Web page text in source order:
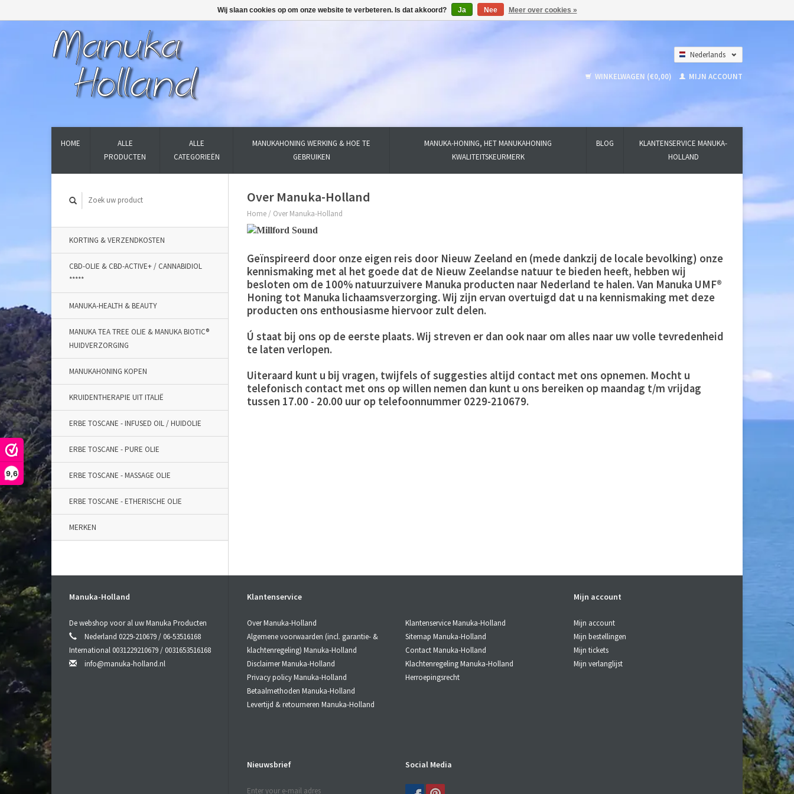
9,6
Nederlands
English
WINKELWAGEN (€0,00) MIJN ACCOUNT
HOME
ALLE
PRODUCTEN
ALLE
CATEGORIEËN
MANUKAHONING WERKING & HOE TE
GEBRUIKEN
MANUKA-HONING, HET MANUKAHONING
KWALITEITSKEURMERK
BLOG
KLANTENSERVICE MANUKA-
HOLLAND
KORTING & VERZENDKOSTEN
CBD-OLIE & CBD-ACTIVE+ / CANNABIDIOL
*****
MANUKA-HEALTH & BEAUTY
MANUKA TEA TREE OLIE & MANUKA BIOTIC®
HUIDVERZORGING
MANUKAHONING KOPEN
KRUIDENTHERAPIE UIT ITALIË
ERBE TOSCANE - INFUSED OIL / HUIDOLIE
ERBE TOSCANE - PURE OLIE
ERBE TOSCANE - MASSAGE OLIE
ERBE TOSCANE - ETHERISCHE OLIE
MERKEN
Over Manuka-Holland
Home / Over Manuka-Holland
Geïnspireerd door onze eigen reis door Nieuw Zeeland en (mede dankzij de locale bevolking) onze
kennismaking met al het goede dat de Nieuw Zeelandse natuur te bieden heeft, hebben wij
besloten om de 100% natuurzuivere Manuka producten naar Nederland te halen. Van Manuka UMF®
Honing tot Manuka lichaamsverzorging. Wij zijn ervan overtuigd dat u na kennismaking met deze
producten ons enthousiasme hiervoor zult delen.
Ú staat bij ons op de eerste plaats. Wij streven er dan ook naar om alles naar uw volle tevredenheid
te laten verlopen.
Uiteraard kunt u bij vragen, twijfels of suggesties altijd contact met ons opnemen. Mocht u
telefonisch contact met ons op willen nemen dan kunt u ons bereiken op maandag t/m vrijdag
tussen 17.00 - 20.00 uur op telefoonnummer 0229-210679.
Manuka-Holland
De webshop voor al uw Manuka Producten
Nederland 0229-210679 / 06-53516168
International 0031229210679 / 0031653516168
info@manuka-holland.nl
Klantenservice
Over Manuka-Holland
Algemene voorwaarden (incl. garantie- &
klachtenregeling) Manuka-Holland
Disclaimer Manuka-Holland
Privacy policy Manuka-Holland
Betaalmethoden Manuka-Holland
Levertijd & retourneren Manuka-Holland
Klantenservice Manuka-Holland
Sitemap Manuka-Holland
Contact Manuka-Holland
Klachtenregeling Manuka-Holland
Herroepingsrecht
Mijn account
Mijn account
Mijn bestellingen
Mijn tickets
Mijn verlanglijst
Nieuwsbrief Social Media
Wij slaan cookies op om onze website te verbeteren. Is dat akkoord? Ja Nee Meer over cookies »